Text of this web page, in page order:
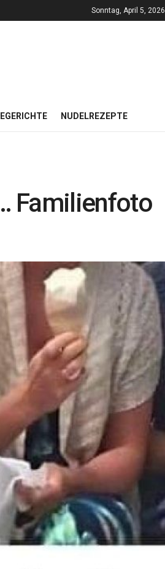
Sonntag, April 5, 2026
NUDELREZEPTE
Familienfoto